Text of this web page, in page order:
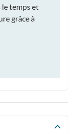
temps et
grâce à